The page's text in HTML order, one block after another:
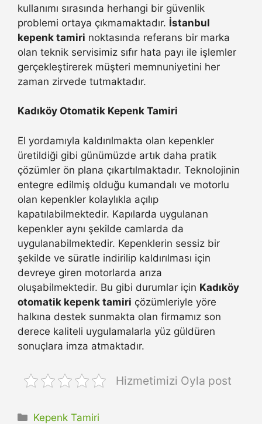
kullanımı sırasında herhangi bir güvenlik
problemi ortaya çıkmamaktadır. İstanbul
kepenk tamiri noktasında referans bir marka
olan teknik servisimiz sıfır hata payı ile işlemler
gerçekleştirerek müşteri memnuniyetini her
zaman zirvede tutmaktadır.
Kadıköy Otomatik Kepenk Tamiri
El yordamıyla kaldırılmakta olan kepenkler
üretildiği gibi günümüzde artık daha pratik
çözümler ön plana çıkartılmaktadır. Teknolojinin
entegre edilmiş olduğu kumandalı ve motorlu
olan kepenkler kolaylıkla açılıp
kapatılabilmektedir. Kapılarda uygulanan
kepenkler aynı şekilde camlarda da
uygulanabilmektedir. Kepenklerin sessiz bir
şekilde ve süratle indirilip kaldırılması için
devreye giren motorlarda arıza
oluşabilmektedir. Bu gibi durumlar için Kadıköy
otomatik kepenk tamiri çözümleriyle yöre
halkına destek sunmakta olan firmamız son
derece kaliteli uygulamalarla yüz güldüren
sonuçlara imza atmaktadır.
Hizmetimizi Oyla post
Kategoriler
Kepenk Tamiri